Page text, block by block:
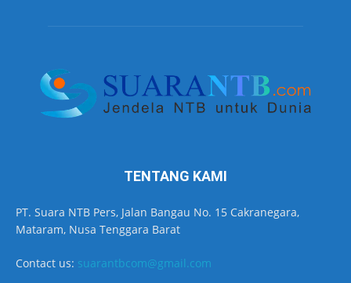
TENTANG KAMI
PT. Suara NTB Pers, Jalan Bangau No. 15 Cakranegara,
Mataram, Nusa Tenggara Barat
Contact us: suarantbcom@gmail.com